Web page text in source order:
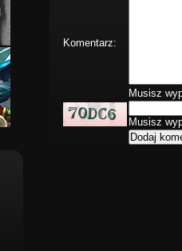
Komentarz:
Musisz
Musisz